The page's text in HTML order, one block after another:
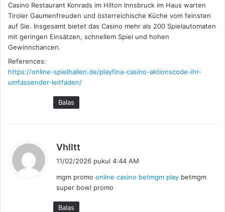
Casino Restaurant Konrads im Hilton Innsbruck im Haus warten
Tiroler Gaumenfreuden und österreichische Küche vom feinsten
auf Sie. Insgesamt bietet das Casino mehr als 200 Spielautomaten
mit geringen Einsätzen, schnellem Spiel und hohen
Gewinnchancen.
References:
https://online-spielhallen.de/playfina-casino-aktionscode-ihr-
umfassender-leitfaden/
Balas
Vhlltt
k
a
11/02/2026 pukul 4:44 AM
mgm promo online casino betmgm play betmgm
super bowl promo
Balas